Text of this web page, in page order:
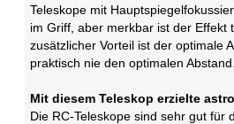
Teleskope mit
im Griff, aber merkbar ist der Effekt
zusätzlicher Vorteil ist der optimale
praktisch nie den optimalen Abstand.
Mit diesem Teleskop erzielte
Die RC-Teleskope sind sehr gut für